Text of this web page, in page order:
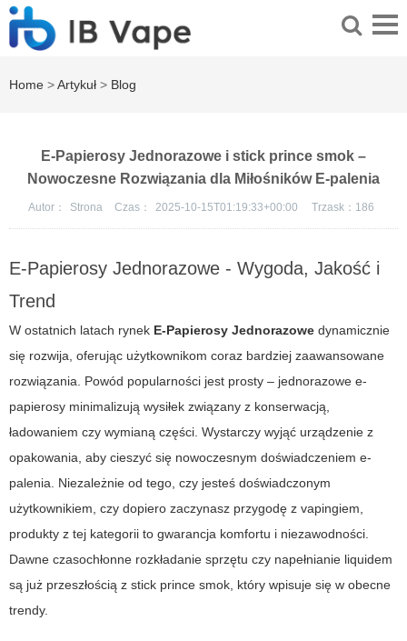
Home >Artykuł > Blog
E-Papierosy Jednorazowe i stick prince smok –
Nowoczesne Rozwiązania dla Miłośników E-palenia
Autor： Strona Czas： 2025-10-15T01:19:33+00:00 Trzask： 186
E-Papierosy Jednorazowe - Wygoda, Jakość i
Trend
W ostatnich latach rynek E-Papierosy Jednorazowe dynamicznie
się rozwija, oferując użytkownikom coraz bardziej zaawansowane
rozwiązania. Powód popularności jest prosty – jednorazowe e-
papierosy minimalizują wysiłek związany z konserwacją,
ładowaniem czy wymianą części. Wystarczy wyjąć urządzenie z
opakowania, aby cieszyć się nowoczesnym doświadczeniem e-
palenia. Niezależnie od tego, czy jesteś doświadczonym
użytkownikiem, czy dopiero zaczynasz przygodę z vapingiem,
produkty z tej kategorii to gwarancja komfortu i niezawodności.
Dawne czasochłonne rozkładanie sprzętu czy napełnianie liquidem
są już przeszłością z stick prince smok, który wpisuje się w obecne
trendy.